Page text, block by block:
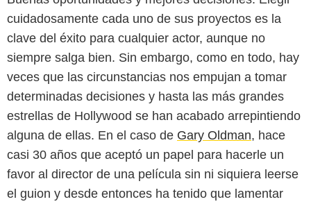
cuidadosamente cada uno de sus proyectos es la
clave del éxito para cualquier actor, aunque no
siempre salga bien. Sin embargo, como en todo, hay
veces que las circunstancias nos empujan a tomar
determinadas decisiones y hasta las más grandes
estrellas de Hollywood se han acabado arrepintiendo
alguna de ellas. En el caso de Gary Oldman, hace
casi 30 años que aceptó un papel para hacerle un
favor al director de una película sin ni siquiera leerse
el guion y desde entonces ha tenido que lamentar